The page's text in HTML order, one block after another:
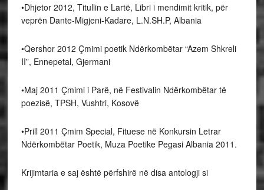
•​Dhjetor 2012, Titullin e Lartë, Libri i mendimit kritik, për
veprën Dante-Migjeni-Kadare, L.N.SH.P, Albania
•​Qershor 2012 Çmimi poetik Ndërkombëtar “Azem Shkreli
II”, Ennepetal, Gjermani
•​Maj 2011 Çmimi i Parë, në Festivalin Ndërkombëtar të
poezisë, TPSH, Vushtri, Kosovë
•​Prill 2011 Çmim Special, Fituese në Konkursin Letrar
Ndërkombëtar Poetik, Muza Poetike Pegasi Albania 2011.
Krijimtaria e saj është përfshirë në disa antologji si